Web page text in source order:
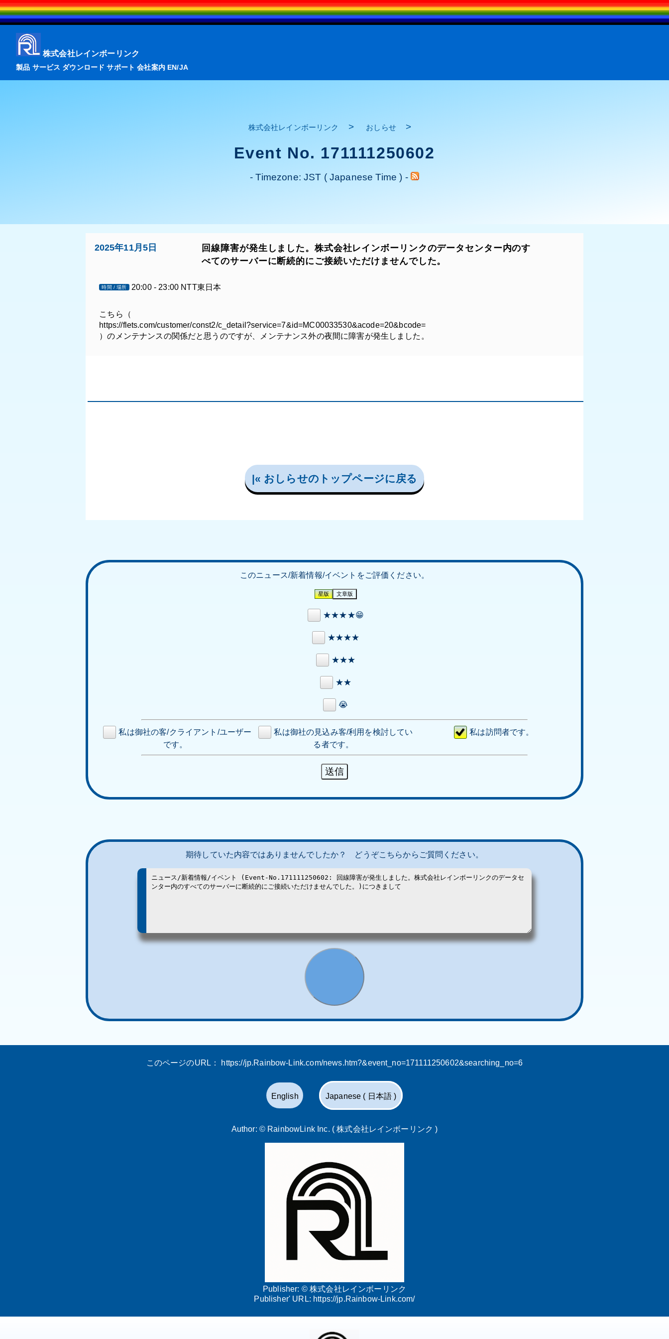
株式会社レインボーリンク
製品 サービス ダウンロード サポート 会社案内 EN/JA
株式会社レインボーリンク > おしらせ>
Event No. 171111250602
- Timezone: JST ( Japanese Time ) -
2025年11月5日
回線障害が発生しました。株式会社レインボーリンクのデータセンター内のす
べてのサーバーに断続的にご接続いただけませんでした。
時間 / 場所 20:00 - 23:00 NTT東日本
こちら（
https://flets.com/customer/const2/c_detail?service=7&id=MC00033530&acode=20&bcode=
）のメンテナンスの関係だと思うのですが、メンテナンス外の夜間に障害が発生しました。
|« おしらせのトップページに戻る
このニュース/新着情報/イベントをご評価ください。
★★★★😁
★★★★
★★★
★★
😭
私は御社の客/クライアント/ユーザー
です。
私は御社の見込み客/利用を検討してい
る者です。
私は訪問者です。
期待していた内容ではありませんでしたか？ どうぞこちらからご質問ください。
このページのURL： https://jp.Rainbow-Link.com/news.htm?&event_no=171111250602&searching_no=6
English Japanese ( 日本語 )
Author: © RainbowLink Inc. ( 株式会社レインボーリンク )
Publisher: ©株式会社レインボーリンク
Publisher' URL: https://jp.Rainbow-Link.com/